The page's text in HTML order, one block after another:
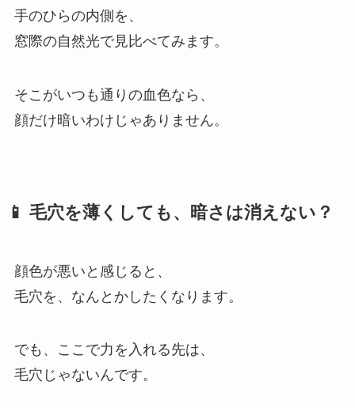
手のひらの内側を、
窓際の自然光で見比べてみます。
そこがいつも通りの血色なら、
顔だけ暗いわけじゃありません。
📱 毛穴を薄くしても、暗さは消えない？
顔色が悪いと感じると、
毛穴を、なんとかしたくなります。
でも、ここで力を入れる先は、
毛穴じゃないんです。